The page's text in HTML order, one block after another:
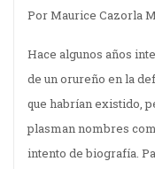
Por Maurice Cazorla
Hace algunos años
de un orureño en la
que habrían existido,
plasman nombres
intento de biografía.